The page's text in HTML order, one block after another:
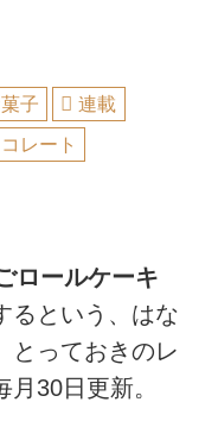
子
連載
レート
ロールケーキ
るという、はな
とっておきのレ
30日更新。